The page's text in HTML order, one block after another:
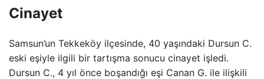
Cinayet
Samsun’un Tekkeköy ilçesinde, 40 yaşındaki Dursun C.
eski eşiyle ilgili bir tartışma sonucu cinayet işledi.
Dursun C., 4 yıl önce boşandığı eşi Canan G. ile ilişkili